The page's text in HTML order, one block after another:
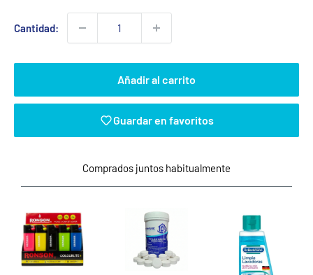
venta
Cantidad:
Añadir al carrito
Guardar en favoritos
Comprados juntos habitualmente